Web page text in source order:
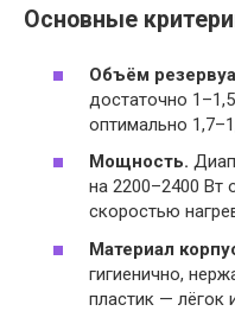
Основные
Объём
достаточно
оптимально
Мощность.
на 2200–2400 Вт
скоростью
Материал
гигиенично,
пластик — лёгок